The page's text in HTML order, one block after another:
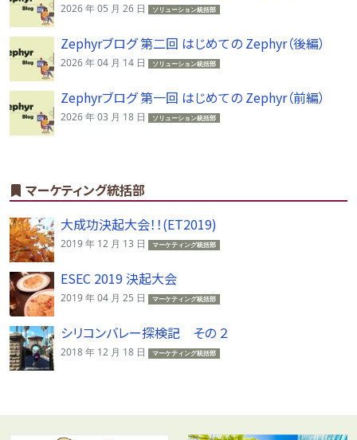
2026 年 05 月 26 日 ソリューション統括部
Zephyrブログ 第二回 はじめての Zephyr（後編）
2026 年 04 月 14 日 ソリューション統括部
Zephyrブログ 第一回 はじめての Zephyr（前編）
2026 年 03 月 18 日 ソリューション統括部
マーケティング統括部
大成功決起大会！！(ET2019)
2019 年 12 月 13 日 マーケティング統括部
ESEC 2019 決起大会
2019 年 04 月 25 日 マーケティング統括部
シリコンバレー探検記 その ２
2018 年 12 月 18 日 マーケティング統括部